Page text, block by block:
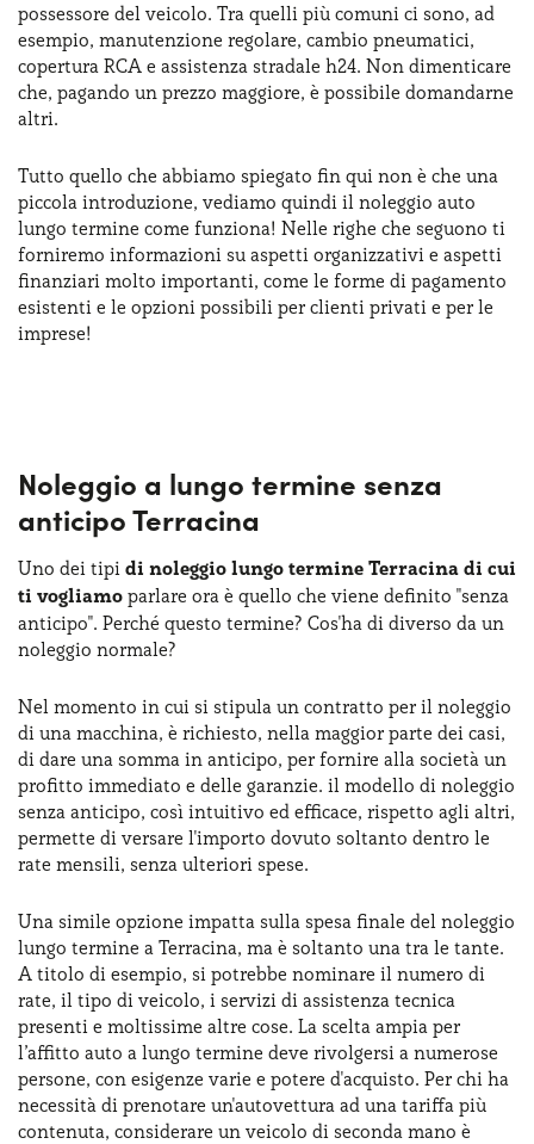
possessore del veicolo. Tra quelli più comuni ci sono, ad
esempio, manutenzione regolare, cambio pneumatici,
copertura RCA e assistenza stradale h24. Non dimenticare
che, pagando un prezzo maggiore, è possibile domandarne
altri.
Tutto quello che abbiamo spiegato fin qui non è che una
piccola introduzione, vediamo quindi il noleggio auto
lungo termine come funziona! Nelle righe che seguono ti
forniremo informazioni su aspetti organizzativi e aspetti
finanziari molto importanti, come le forme di pagamento
esistenti e le opzioni possibili per clienti privati e per le
imprese!
Noleggio a lungo termine senza
anticipo Terracina
Uno dei tipi di noleggio lungo termine Terracina di cui
ti vogliamo parlare ora è quello che viene definito "senza
anticipo". Perché questo termine? Cos'ha di diverso da un
noleggio normale?
Nel momento in cui si stipula un contratto per il noleggio
di una macchina, è richiesto, nella maggior parte dei casi,
di dare una somma in anticipo, per fornire alla società un
profitto immediato e delle garanzie. il modello di noleggio
senza anticipo, così intuitivo ed efficace, rispetto agli altri,
permette di versare l'importo dovuto soltanto dentro le
rate mensili, senza ulteriori spese.
Una simile opzione impatta sulla spesa finale del noleggio
lungo termine a Terracina, ma è soltanto una tra le tante.
A titolo di esempio, si potrebbe nominare il numero di
rate, il tipo di veicolo, i servizi di assistenza tecnica
presenti e moltissime altre cose. La scelta ampia per
l’affitto auto a lungo termine deve rivolgersi a numerose
persone, con esigenze varie e potere d'acquisto. Per chi ha
necessità di prenotare un'autovettura ad una tariffa più
contenuta, considerare un veicolo di seconda mano è